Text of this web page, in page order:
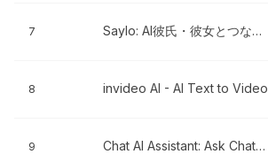
7 Saylo: AI彼氏・彼女とつながる
8 invideo AI - AI Text to Video
9 Chat Al Assistant: Ask Chatbot